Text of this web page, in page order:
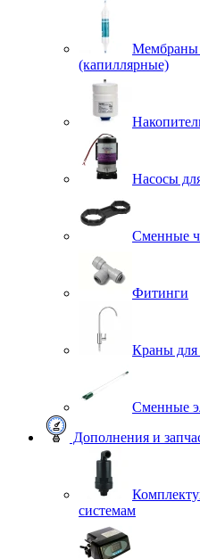
Мембраны
(капиллярные)
Насосы
Сменные
Фитинги
Краны для
Сменные
Дополнения и
системам